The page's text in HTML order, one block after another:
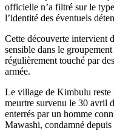
officielle n’a filtré sur le
l’identité des éventuels
Cette découverte intervient
sensible dans le
régulièrement touché par
armée.
Le village de Kimbulu reste
meurtre survenu le 30 avril
enterrés par un homme
Mawashi, condamné depuis